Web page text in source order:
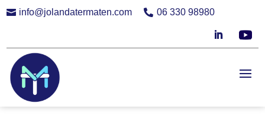
 info@jolandatermaten.com  06 330 98980